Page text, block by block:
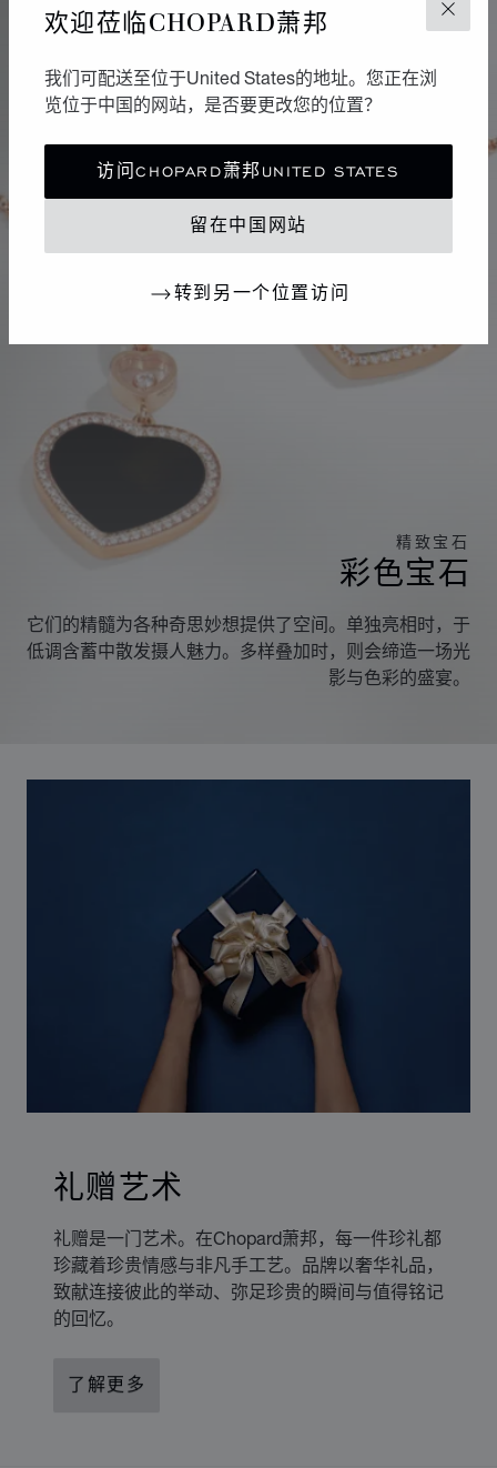
关闭
欢迎莅临CHOPARD萧邦
我们可配送至位于United States的地址。您正在浏
览位于中国的网站，是否要更改您的位置？
访问CHOPARD萧邦UNITED STATES
留在中国网站
转到另一个位置访问
精致宝石
彩色宝石
它们的精髓为各种奇思妙想提供了空间。单独亮相时，于
低调含蓄中散发摄人魅力。多样叠加时，则会缔造一场光
影与色彩的盛宴。
礼赠艺术
礼赠是一门艺术。在Chopard萧邦，每一件珍礼都
珍藏着珍贵情感与非凡手工艺。品牌以奢华礼品，
致献连接彼此的举动、弥足珍贵的瞬间与值得铭记
的回忆。
了解更多